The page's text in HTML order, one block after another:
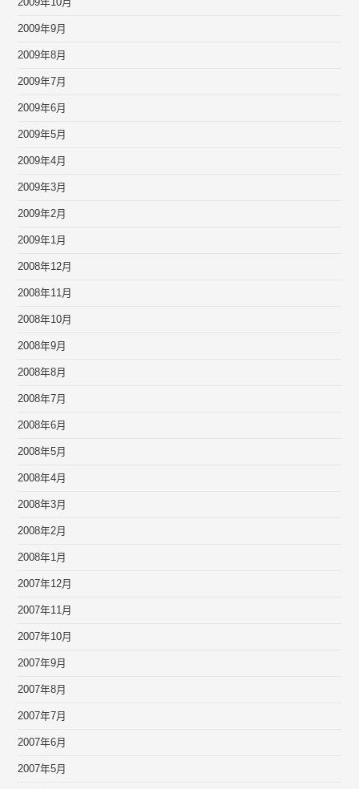
2009年10月
2009年9月
2009年8月
2009年7月
2009年6月
2009年5月
2009年4月
2009年3月
2009年2月
2009年1月
2008年12月
2008年11月
2008年10月
2008年9月
2008年8月
2008年7月
2008年6月
2008年5月
2008年4月
2008年3月
2008年2月
2008年1月
2007年12月
2007年11月
2007年10月
2007年9月
2007年8月
2007年7月
2007年6月
2007年5月